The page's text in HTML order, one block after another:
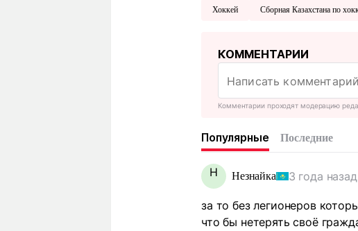
Хоккей Сборная Казахстана по
КОММЕНТАРИИ
Комментарии проходят модерацию
Популярные Последние
Н Незнайка 3 года назад
за то без легионеров
что бы нетерять своё